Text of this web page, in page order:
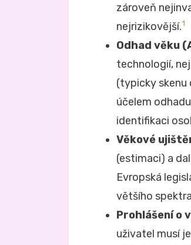
zároveň
nejrizikovější.1
Odhad věku
technologií,
(typicky skenu
účelem
identifikaci
Věkové
(estimaci) a
Evropská
většího
Prohlášení o
uživatel musí